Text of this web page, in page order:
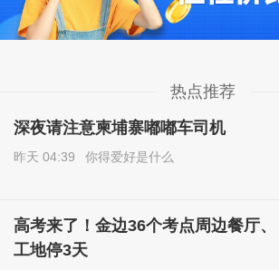
热点推荐
深夜请注意柬埔寨嘟嘟车司机
昨天 04:39 你得爱好是什么
高考来了！金边36个考点周边餐厅、
工地停3天